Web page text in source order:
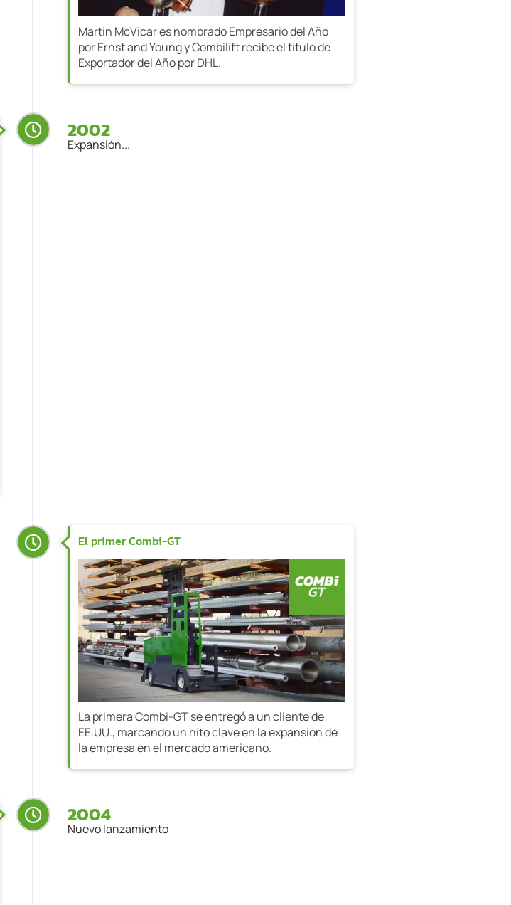
Martin McVicar es nombrado Empresario del Año
por Ernst and Young y Combilift recibe el título de
Exportador del Año por DHL.
2002
Expansión...
El primer Combi-GT
La primera Combi-GT se entregó a un cliente de
EE.UU., marcando un hito clave en la expansión de
la empresa en el mercado americano.
2004
Nuevo lanzamiento